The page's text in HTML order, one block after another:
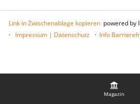
Magazin
Link in Zwischenablage kopieren powered by
Impressum | Datenschutz
Info